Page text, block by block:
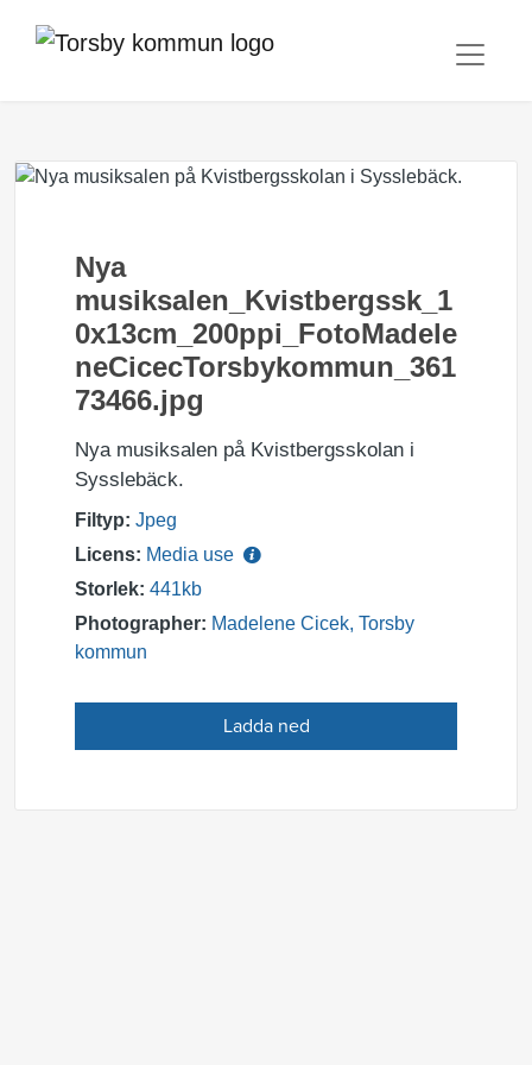
Nya
musiksalen_Kvistbergssk_1
0x13cm_200ppi_FotoMadele
neCicecTorsbykommun_361
73466.jpg
Nya musiksalen på Kvistbergsskolan i
Sysslebäck.
Filtyp: Jpeg
Licens: Media use
Storlek: 441kb
Photographer: Madelene Cicek, Torsby
kommun
Ladda ned